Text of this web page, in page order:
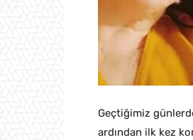
Geçtiğimiz
ardından ilk kez